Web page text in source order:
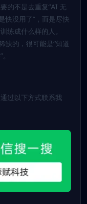
的不是去重复“AI 无
快没用了”，而是尽快
练成什么样的人。
缺的，很可能是“知道
过以下方式联系我